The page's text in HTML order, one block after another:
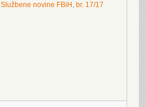
Službene novine FBiH, br. 17/17